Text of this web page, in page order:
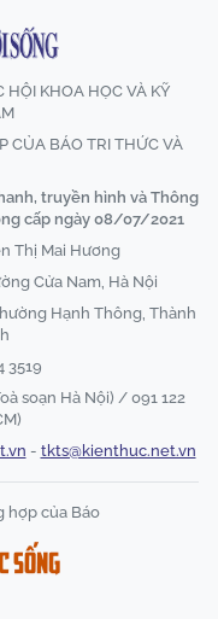
HỘI KHOA HỌC VÀ KỸ
CỦA BÁO TRI THỨC VÀ
truyền hình và Thông
cấp ngày 08/07/2021
Thị Mai Hương
Cửa Nam, Hà Nội
Hạnh Thông, Thành
3519
soạn Hà Nội) / 091 122
- tkts@kienthuc.net.vn
hợp của Báo